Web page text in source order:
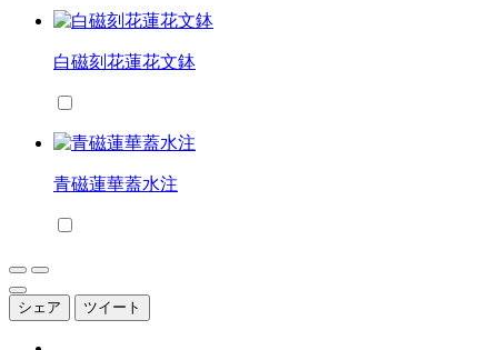
白磁刻花蓮花文鉢
青磁蓮華蓋水注
シェア ツイート